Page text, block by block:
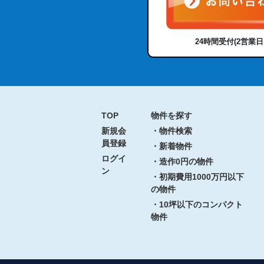
24時間受付(2営業
TOP
新規会
員登録
ログイ
ン
物件を探す
・物件検索
・新着物件
・造作0円の物件
・初期費用1000万円以下
の物件
・10坪以下のコンパクト
物件